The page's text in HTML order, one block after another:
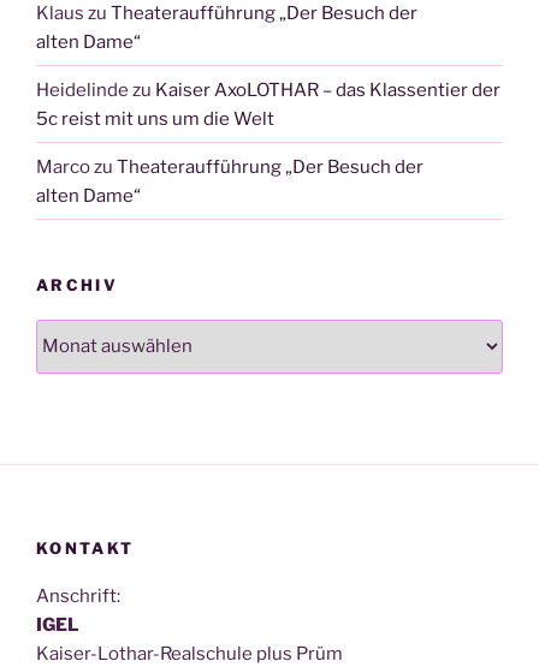
Klaus zu Theateraufführung „Der Besuch der
alten Dame“
Heidelinde zu Kaiser AxoLOTHAR – das Klassentier der
5c reist mit uns um die Welt
Marcozu Theateraufführung „Der Besuch der
alten Dame“
ARCHIV
Archiv
KONTAKT
Anschrift:
IGEL
Kai­ser-Lothar-Real­schu­le plus Prüm